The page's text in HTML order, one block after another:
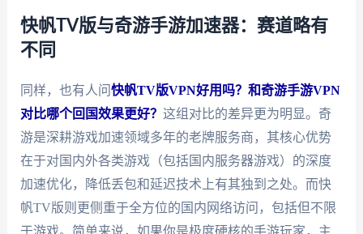
快帆TV版与奇游手游加速器：赛道略有
不同
同样，也有人问 快帆TV版VPN好用吗？和奇游手游VPN
对比哪个回国效果更好？ 这组对比的差异更为明显。奇
游是深耕游戏加速领域多年的老牌服务商，其核心优势
在于对国内外各类游戏（包括国内服务器游戏）的深度
加速优化，降低丢包和延迟技术上有其独到之处。而快
帆TV版则更侧重于全方位的国内网络访问，包括但不限
于游戏。简单来说，如果你是极度硬核的手游玩家，主